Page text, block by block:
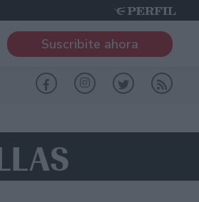
Suscribite ahora